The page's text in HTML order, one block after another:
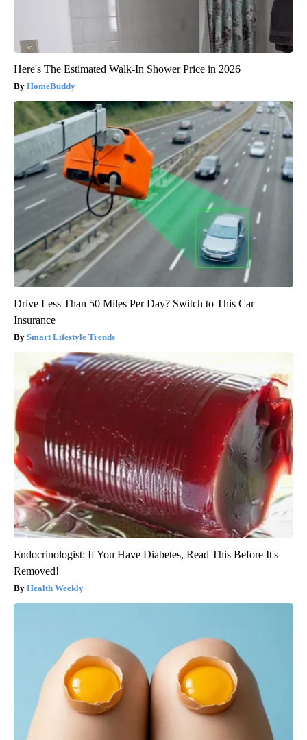
Here's The Estimated Walk-In Shower Price in 2026
HomeBuddy
Drive Less Than 50 Miles Per Day? Switch to This Car
Insurance
Smart Lifestyle Trends
Endocrinologist: If You Have Diabetes, Read This Before It's
Removed!
Health Weekly